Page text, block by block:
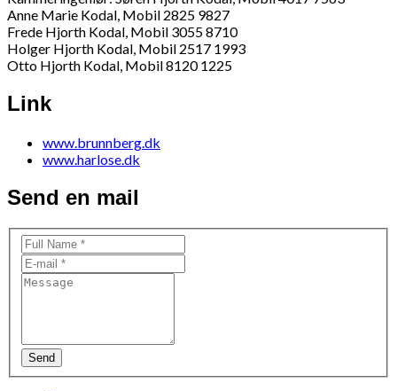
Anne Marie Kodal, Mobil 2825 9827
Frede Hjorth Kodal, Mobil 3055 8710
Holger Hjorth Kodal, Mobil 2517 1993
Otto Hjorth Kodal, Mobil 8120 1225
Link
www.brunnberg.dk
www.harlose.dk
Send en mail
Send